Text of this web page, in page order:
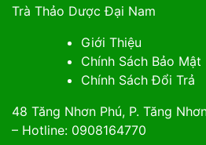
Trà Thảo Dược Đại Nam
Giới Thiệu
Chính Sách Bảo Mật
Chính Sách Đổi Trả
48 Tăng Nhơn Phú, P. Tăng
– Hotline: 0908164770